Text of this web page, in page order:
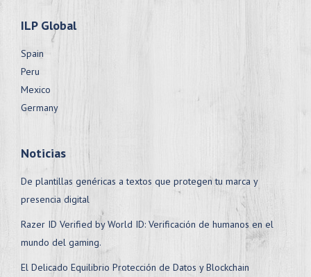
ILP Global
Spain
Peru
Mexico
Germany
Noticias
De plantillas genéricas a textos que protegen tu marca y
presencia digital
Razer ID Verified by World ID: Verificación de humanos en el
mundo del gaming.
El Delicado Equilibrio Protección de Datos y Blockchain